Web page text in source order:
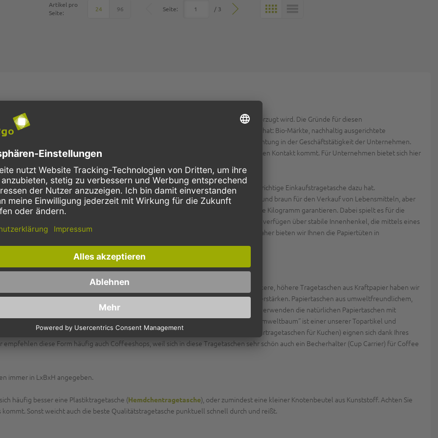
Artikel pro
Seite:
24 96 Seite: / 3 KACHELN
dass Papier durch seine günstigen Umwelteigenschaften gegenüber Plastik bevorzugt wird. Die Gründe für diesen
ein ganzer Wirtschaftszweig herausgebildet, der sich der Nachhaltigkeit verschrieben hat: Bio-Märkte, nachhaltig ausgerichtete
achten im Zuge dieses Nachhaltigkeitstrends zunehmend auf die ökologische Ausrichtung in der Geschäftstätigkeit der Unternehmen.
liegt darin, dass sie für den Kunden direkt beobachtbar sind und er mit ihnen in direkten Kontakt kommt. Für Unternehmen bietet sich hier
nach außen zu kommunizieren.
70-110 gr Kraftlinerpapieren. Jeder Einkauf wird zum Vergnügen, wenn man die richtige Einkaufstragetasche dazu hat.
Beliebtheit. Pack2go.de bietet eine große Auswahl an Papiertragetaschen weiß und braun für den Verkauf von Lebensmitteln, aber
können Tragetaschen aus Papier eine gute Stabilität und Tragkraft für mehrere Kilogramm garantieren. Dabei spielt es für die
entscheiden. Unsere
verfügen über stabile Innenhenkel, die mittels eines
auszureißen. Natürlich reißt jede Tragetasche, wenn man sie zu stark belastet. Daher bieten wir Ihnen die Papiertüten in
einerseits flachere Papiertüten, die sich geräumig bestücken lassen. Aber auch schlankere, höhere Tragetaschen aus Kraftpapier haben wir
eingebettetes Bodenblatt kann den Halt einer Tragetasche noch zusätzlich verstärken. Papiertaschen aus umweltfreundlichem,
Aber auch Coffeeshops, Zeitungsläden, Kioske und Schreibwarenläden verwenden die natürlichen Papiertaschen mit
Bio-Tragetaschenaus stabilem Craftpaper mit dem ökologischen Druck „Umweltbaum“ ist einer unserer Topartikel und
und auf Wochenmärkten. Speziell breiteKonditortragetaschen
, (Papiertragetaschen für Kuchen) eignen sich dank Ihres
diese Form häufig auch Coffeeshops, weil sich in diese Tragetaschen sehr schön auch ein Becherhalter (Cup Carrier) für Coffee
immer in LxBxH angegeben.
häufig besser eine Plastiktragetasche (Hemdchentragetasche), oder zumindest eine kleiner Knotenbeutel aus Kunststoff. Achten Sie
Sonst weicht auch die beste Qualitätstragetasche punktuell schnell durch und reißt.